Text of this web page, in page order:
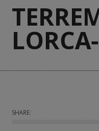
SHARE: